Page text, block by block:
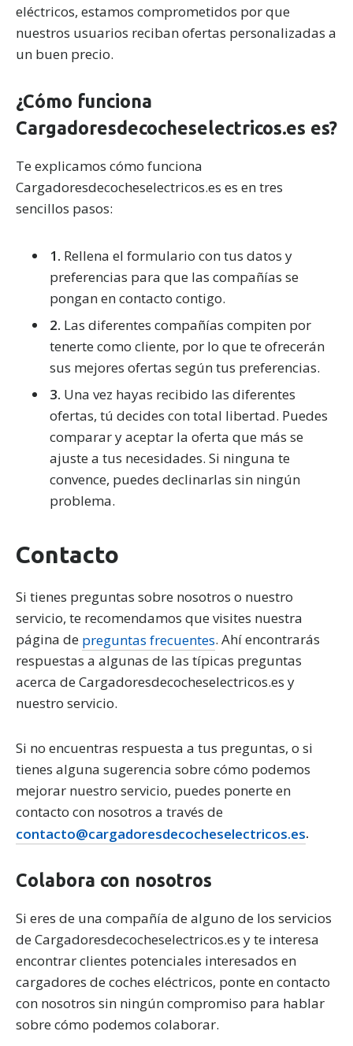
eléctricos, estamos comprometidos por que
nuestros usuarios reciban ofertas personalizadas a
un buen precio.
¿Cómo funciona
Cargadoresdecocheselectricos.es es?
Te explicamos cómo funciona
Cargadoresdecocheselectricos.es es en tres
sencillos pasos:
1. Rellena el formulario con tus datos y
preferencias para que las compañías se
pongan en contacto contigo.
2. Las diferentes compañías compiten por
tenerte como cliente, por lo que te ofrecerán
sus mejores ofertas según tus preferencias.
3. Una vez hayas recibido las diferentes
ofertas, tú decides con total libertad. Puedes
comparar y aceptar la oferta que más se
ajuste a tus necesidades. Si ninguna te
convence, puedes declinarlas sin ningún
problema.
Contacto
Si tienes preguntas sobre nosotros o nuestro
servicio, te recomendamos que visites nuestra
página de preguntas frecuentes. Ahí encontrarás
respuestas a algunas de las típicas preguntas
acerca de Cargadoresdecocheselectricos.es y
nuestro servicio.
Si no encuentras respuesta a tus preguntas, o si
tienes alguna sugerencia sobre cómo podemos
mejorar nuestro servicio, puedes ponerte en
contacto con nosotros a través de
contacto@cargadoresdecocheselectricos.es.
Colabora con nosotros
Si eres de una compañía de alguno de los servicios
de Cargadoresdecocheselectricos.es y te interesa
encontrar clientes potenciales interesados en
cargadores de coches eléctricos, ponte en contacto
con nosotros sin ningún compromiso para hablar
sobre cómo podemos colaborar.